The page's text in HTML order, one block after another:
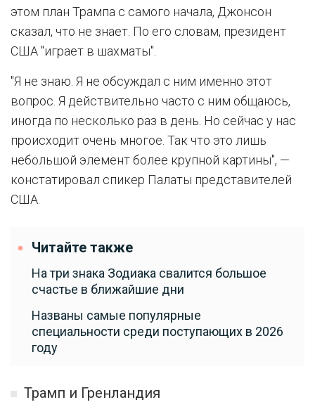
этом план Трампа с самого начала, Джонсон
сказал, что не знает. По его словам, президент
США "играет в шахматы".
"Я не знаю. Я не обсуждал с ним именно этот
вопрос. Я действительно часто с ним общаюсь,
иногда по несколько раз в день. Но сейчас у нас
происходит очень многое. Так что это лишь
небольшой элемент более крупной картины", —
констатировал спикер Палаты представителей
США.
Читайте также
На три знака Зодиака свалится большое
счастье в ближайшие дни
Названы самые популярные
специальности среди поступающих в 2026
году
Трамп и Гренландия